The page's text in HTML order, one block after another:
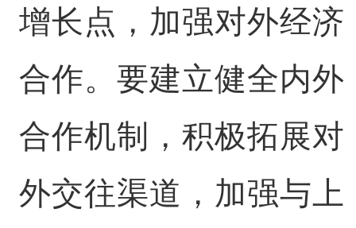
增长点，加强对外经济
合作。要建立健全内外
合作机制，积极拓展对
外交往渠道，加强与上